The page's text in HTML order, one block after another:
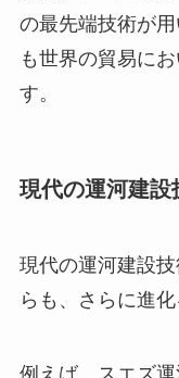
の最先端技術が
も世界の貿易に
す。
現代の運河建設
現代の運河建設
らも、さらに進化
例えば、スエズ